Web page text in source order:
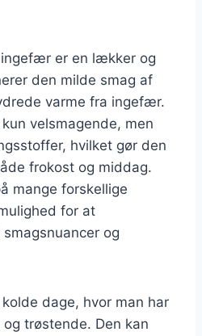
er en lækker og
den milde smag af
varme fra ingefær.
velsmagende, men
hvilket gør den
frokost og middag.
mange forskellige
for at
og
dage, hvor man har
trøstende. Den kan